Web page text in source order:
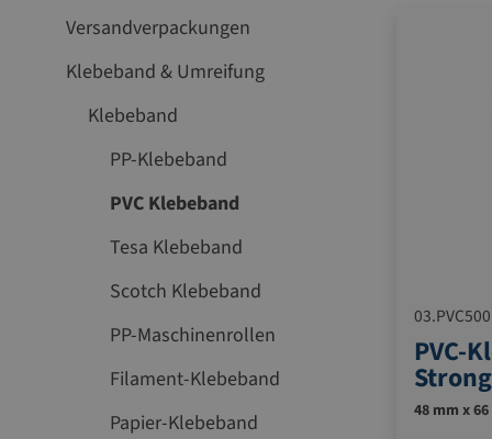
Versandverpackungen
Klebeband & Umreifung
Klebeband
PP-Klebeband
PVC Klebeband
Tesa Klebeband
Scotch Klebeband
PP-Maschinenrollen
Filament-Klebeband
Papier-Klebeband
PVC-
Strong
48 mm x